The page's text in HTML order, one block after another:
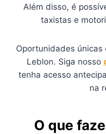
Além disso, é
taxistas e
Oportunidades únicas
Leblon. Siga nosso
tenha acesso
na
O que